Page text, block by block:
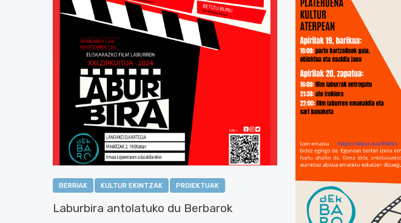
BERRIAK KULTUR EKINTZAK PROIEKTUAK
Laburbira antolatuko du Berbarok